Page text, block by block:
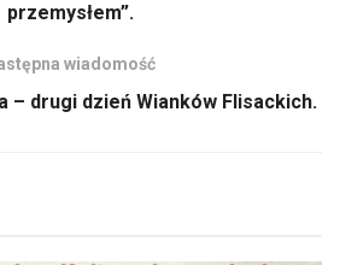
przemysłem”.
wiadomość
– drugi dzień Wianków Flisackich.